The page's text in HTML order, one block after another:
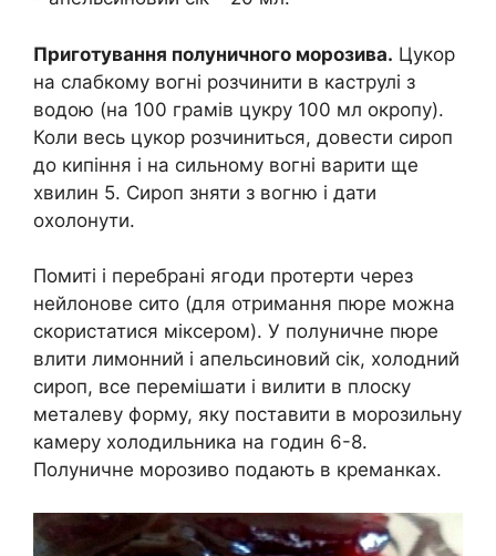
Приготування полуничного морозива. Цукор
на слабкому вогні розчинити в каструлі з
водою (на 100 грамів цукру 100 мл окропу).
Коли весь цукор розчиниться, довести сироп
до кипіння і на сильному вогні варити ще
хвилин 5. Сироп зняти з вогню і дати
охолонути.
Помиті і перебрані ягоди протерти через
нейлонове сито (для отримання пюре можна
скористатися міксером). У полуничне пюре
влити лимонний і апельсиновий сік, холодний
сироп, все перемішати і вилити в плоску
металеву форму, яку поставити в морозильну
камеру холодильника на годин 6-8.
Полуничне морозиво подають в креманках.